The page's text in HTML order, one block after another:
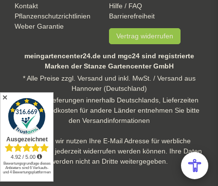
Kontakt
Hilfe / FAQ
Pflanzenschutzrichtlinien
Barrierefreiheit
Weber Garantie
Vertrag widerrufen
meingartencenter24.de und mgc24 sind registrierte
Marken der Stanze Gartencenter GmbH
* Alle Preise zzgl. Versand und inkl. MwSt. / Versand aus
Hannover (Deutschland)
** gilt für Lieferungen innerhalb Deutschlands, Lieferzeiten
und Versandkosten für andere Länder entnehmen Sie bitte
den Versandinformationen
Hinweis: wir nutzen Ihre E-Mail Adresse für werbliche
Zwecke, die jederzeit widerrufen werden können. Ihre Daten
werden nicht an Dritte weitergegeben.
✕